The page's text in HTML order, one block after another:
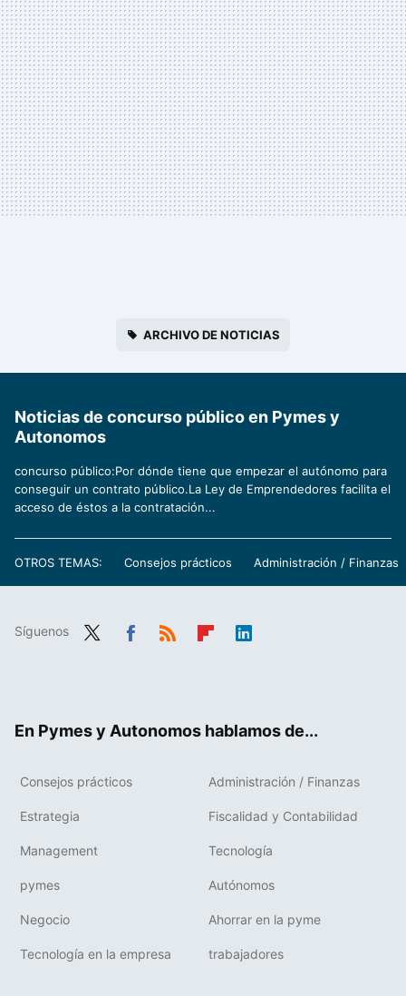
ARCHIVO DE NOTICIAS
Noticias de concurso público en Pymes y
Autonomos
concurso público:Por dónde tiene que empezar el autónomo para
conseguir un contrato público.La Ley de Emprendedores facilita el
acceso de éstos a la contratación...
OTROS TEMAS: Consejos prácticos Administración / Finanzas
Síguenos
En Pymes y Autonomos hablamos de...
Consejos prácticos Administración / Finanzas
Estrategia Fiscalidad y Contabilidad
Management Tecnología
pymes Autónomos
Negocio Ahorrar en la pyme
Tecnología en la empresa trabajadores